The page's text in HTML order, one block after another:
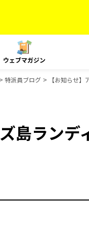
ウェブマガジン
特派員ブログ 【お知らせ
島ランデ